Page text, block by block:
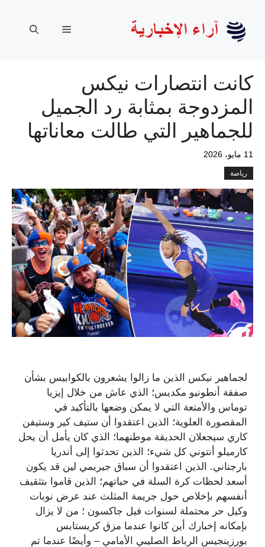
المحتوى
القائمة
كانت انتصارات نيكس
المزدوجة بمثابة رد الجميل
للجماهير التي طالت معاناتها
11 مايو، 2026
رياضة
لجماهير نيكس الذين ما زالوا يشعرون بالكوابيس بشأن
صفقة أنطونيو مكديس؛ الذي عاش من خلال إيزيا
توماس والأمتعة التي لا يمكن وضعها بالتأكيد في
المقصورة العلوية؛ الذين اعتقدوا أن ستيف كير وستيفن
كاري سيجعلان الحديقة موطنهما؛ الذي كان يأمل أن يحل
كارميلو أنتوني كل شيء؛ الذين تحدثوا إلى أندريا
بارجناني. الذين اعتقدوا أن سباق جيريمي لين قد يكون
أسعد لحظات كرة السلة في حياتهم؛ الذين قاموا بتثقيف
أنفسهم بإخلاص حول جريمة المثلث عند عرض نوبات
وكيل حر محتملة لسنوات فيل جاكسون ؛ من لا يزال
بإمكانه إخبارك أين كانوا عندما مزق كريستابس
بورزينجيس الرباط الصليبي الأمامي – وأيضًا عندما تم